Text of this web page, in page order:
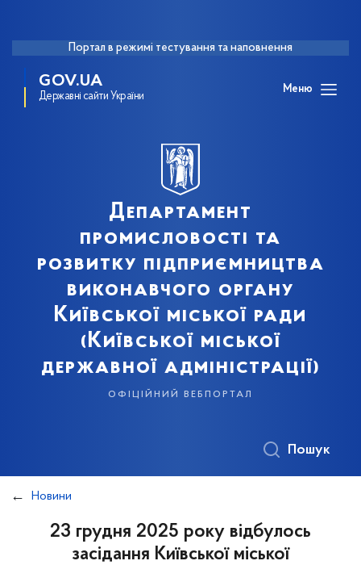
Портал в режимі тестування та наповнення
GOV.UA
Державні сайти України
Меню
Департамент
промисловості та
розвитку підприємництва
виконавчого органу
Київської міської ради
(Київської міської
державної адміністрації)
офіційний вебпортал
Пошук
Новини
23 грудня 2025 року відбулось
засідання Київської міської